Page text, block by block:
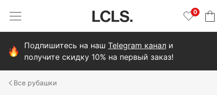
0
Подпишитесь на наш Telegram канал и
получите скидку 10% на первый заказ!
рубашки